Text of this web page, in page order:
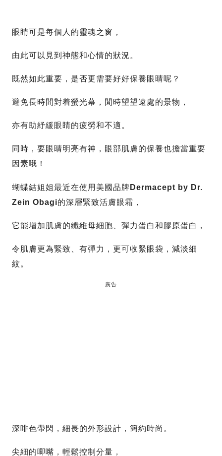
眼睛可是每個人的靈魂之窗，
由此可以見到神態和心情的狀況。
既然如此重要，是否更需要好好保養眼睛呢？
避免長時間對着螢光幕，閒時望望遠處的景物，
亦有助紓緩眼睛的疲勞和不適。
同時，要眼睛明亮有神，眼部肌膚的保養也擔當重要
因素哦！
蝴蝶結姐姐最近在使用美國品牌 Dermacept by Dr.
Zein Obagi的深層緊致活膚眼霜，
它能增加肌膚的纖維母細胞、彈力蛋白和膠原蛋白，
令肌膚更為緊致、有彈力，更可收緊眼袋，減淡細
紋。
廣告
深啡色帶閃，細長的外形設計，簡約時尚。
尖細的唧嘴，輕鬆控制分量，